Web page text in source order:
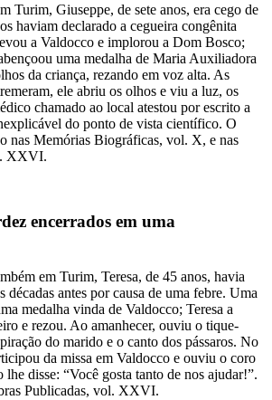
Turim, Giuseppe, de sete anos, era cego de
haviam declarado a cegueira congênita
a Valdocco e implorou a Dom Bosco;
uma medalha de Maria Auxiliadora
da criança, rezando em voz alta. As
ele abriu os olhos e viu a luz, os
chamado ao local atestou por escrito a
do ponto de vista científico. O
nas Memórias Biográficas, vol. X, e nas
XXVI.
encerrados em uma
em Turim, Teresa, de 45 anos, havia
décadas antes por causa de uma febre. Uma
medalha vinda de Valdocco; Teresa a
e rezou. Ao amanhecer, ouviu o tique-
do marido e o canto dos pássaros. No
da missa em Valdocco e ouviu o coro
disse: “Você gosta tanto de nos ajudar!”.
Publicadas, vol. XXVI.